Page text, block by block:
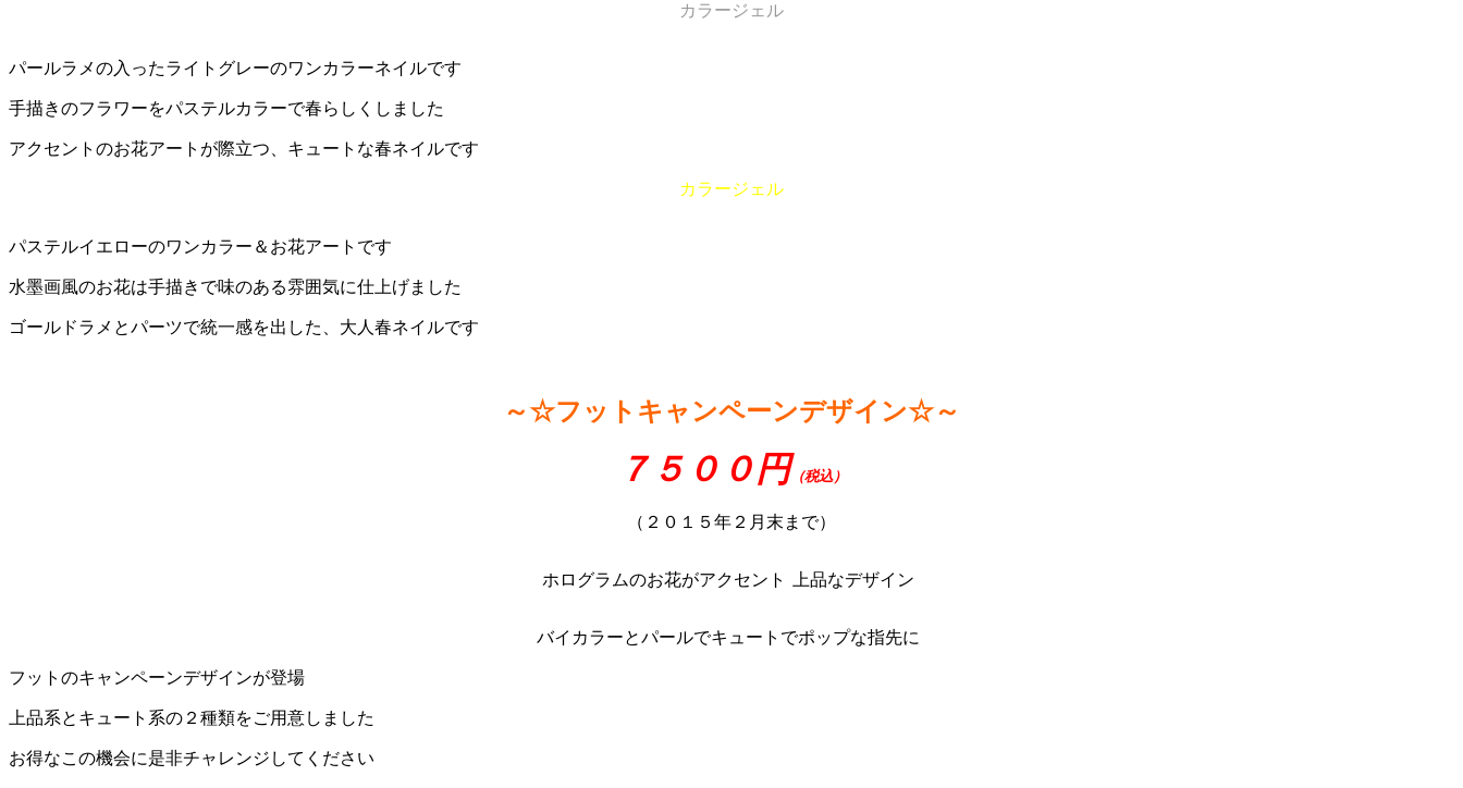
カラージェル
パールラメの入ったライトグレーのワンカラーネイルです
手描きのフラワーをパステルカラーで春らしくしました
アクセントのお花アートが際立つ、キュートな春ネイルです
カラージェル
パステルイエローのワンカラー＆お花アートです
水墨画風のお花は手描きで味のある雰囲気に仕上げました
ゴールドラメとパーツで統一感を出した、大人春ネイルです
～☆フットキャンペーンデザイン☆～
７５００円 （税込）
（２０１５年２月末まで）
ホログラムのお花がアクセント 上品なデザイン
バイカラーとパールでキュートでポップな指先に
フットのキャンペーンデザインが登場
上品系とキュート系の２種類をご用意しました
お得なこの機会に是非チャレンジしてください